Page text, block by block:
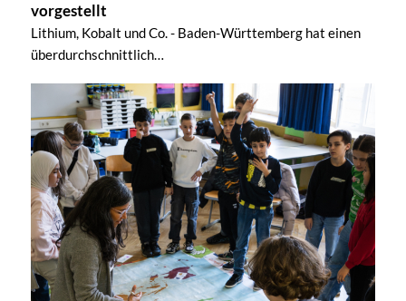
vorgestellt
Lithium, Kobalt und Co. - Baden-Württemberg hat einen
überdurchschnittlich…